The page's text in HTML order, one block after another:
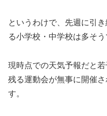
というわけで、先週に引
る小学校・中学校は多そう
現時点での天気予報だと
残る運動会が無事に開催
す。